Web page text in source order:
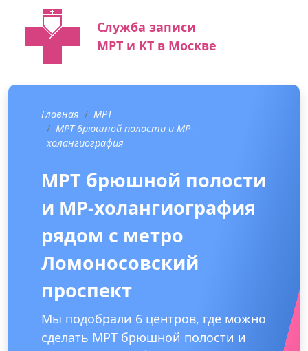
Служба записи
МРТ и КТ в Москве
Главная
МРТ
МРТ брюшной полости и МР-
холангиография
МРТ брюшной полости
и МР-холангиография
рядом с метро
Ломоносовский
проспект
Мы подобрали 6 центров, где можно
сделать МРТ брюшной полости и